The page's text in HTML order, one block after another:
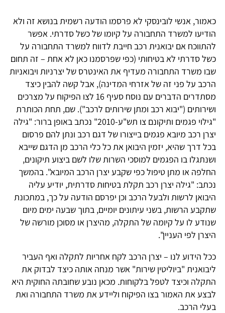
כאמור, אנשי לובינסקי לא פרסמו הודעה רשמית בנושא זה ולא
הודיעו למשרד התחבורה על קיומו של כשל סדרתי. אפשר
להתווכח אם יבואנית רכב חייבת לדווח למשרד התחבורה על
כשל סדרתי לא בטיחותי (כפי שפרסמנו כאן לא אחת – זה תחום
שבו משרד התחבורה מעדיף את האינטרס של יצרניות ויבואניות
הרכב על פני זה של אזרחי המדינה), אבל קשה להבין כיצד
מסתדרים הדברים עם נוסח סעיף 16 לצו הפיקוח על מצרכים
ושירותים ("יבוא רכב ומתן שירותים לרכב"). שם, תחת הכותרת
"גילוי פגמים ותיקונם צו תש"ע-2010" נכתב באופן ברור: "גילה
יצרן רכב מיובא פגמים בייצורו של דגם רכב ונתן להם פרסום
בכל דרך שהיא, יזמין היבואן את כל כלי הרכב מן הדגם שייבא
ושנתגלו בו הפגמים למוסכי השרות שלו לשם ביצוע תיקונים,
החלפה או מתן טיפול כפי שקבע יצרן הרכב המיובא". בהמשך
נכתב: "גילה יצרן רכב תקלת בטיחות סדרתית, יודיע עליה
היבואן לרשות ולבעל הרכב וכן יפרסם הודעה על כך, במתכונת
שתקבע הרשות, בשני עיתונים יומיים, בתוך שבעה ימים מיום
שנודע לו על קיומה של התקלה, מהיצרן או מסוכן מורשה של
היצרן לפי העניין".
ככל הידוע לנו – יצרן הרכב לקח אחריות לתקלה ואף העביר
ליבואנית "ביוליטין שירות" אשר מנחה אותה כיצד לבדוק את
התקלה וכיצד לטפל בלקוחות. מכאן נובע שחובתה החוקית היא
לבצע את האמור בצו הפיקוח וליידע את משרד התחבורה ואת
בעלי הרכב.